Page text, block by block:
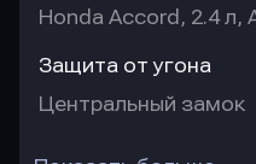
Honda Accord, 2.4 л,
Защита от угона
Центральный замок